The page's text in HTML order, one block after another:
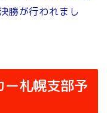
勝が行われまし
札幌支部予